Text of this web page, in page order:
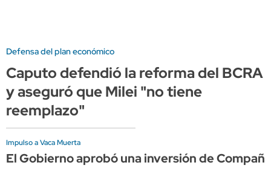
Defensa del plan económico
Caputo defendió la reforma del BCRA
y aseguró que Milei "no tiene
reemplazo"
Impulso a Vaca Muerta
El Gobierno aprobó una inversión de